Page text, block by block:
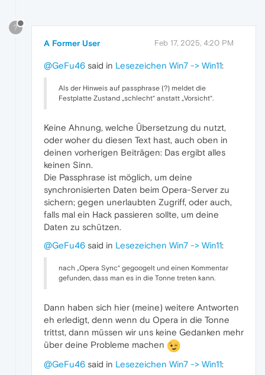
?
A Former User Feb 17, 2025, 4:20 PM
@GeFu46 said in Lesezeichen Win7 -> Win11:
Als der Hinweis auf passphrase (?) meldet die
Festplatte Zustand „schlecht“ anstatt „Vorsicht“.
Keine Ahnung, welche Übersetzung du nutzt,
oder woher du diesen Text hast, auch oben in
deinen vorherigen Beiträgen: Das ergibt alles
keinen Sinn.
Die Passphrase ist möglich, um deine
synchronisierten Daten beim Opera-Server zu
sichern; gegen unerlaubten Zugriff, oder auch,
falls mal ein Hack passieren sollte, um deine
Daten zu schützen.
@GeFu46 said in Lesezeichen Win7 -> Win11:
nach „Opera Sync“ gegoogelt und einen Kommentar
gefunden, dass man es in die Tonne treten kann.
Dann haben sich hier (meine) weitere Antworten
eh erledigt, denn wenn du Opera in die Tonne
trittst, dann müssen wir uns keine Gedanken mehr
über deine Probleme machen
@GeFu46 said in Lesezeichen Win7 -> Win11: